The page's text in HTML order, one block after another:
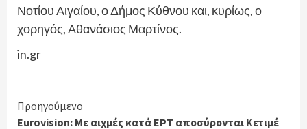
Νοτίου Αιγαίου, ο Δήμος Κύθνου και, κυρίως, ο
χορηγός, Αθανάσιος Μαρτίνος.
in.gr
Continue
Προηγούμενο
Eurovision: Με αιχμές κατά ΕΡΤ αποσύρονται Κετιμέ